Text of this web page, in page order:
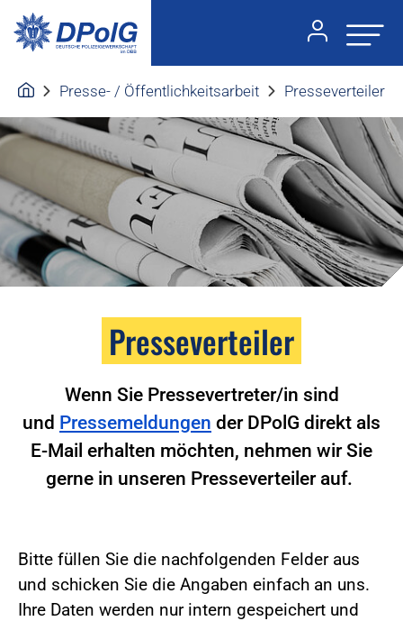
Presse- / Öffentlichkeitsarbeit Presseverteiler
Presseverteiler
Wenn Sie Pressevertreter/in sind
und Pressemeldungen der DPolG direkt als
E-Mail erhalten möchten, nehmen wir Sie
gerne in unseren Presseverteiler auf.
Bitte füllen Sie die nachfolgenden Felder aus
und schicken Sie die Angaben einfach an uns.
Ihre Daten werden nur intern gespeichert und